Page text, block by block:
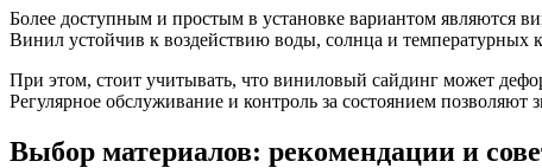
Более доступным и простым в установке вариантом являются
Винил устойчив к воздействию воды, солнца и температурных
При этом, стоит учитывать, что виниловый сайдинг может
Регулярное обслуживание и контроль за состоянием позволяют
Выбор материалов: рекомендации и